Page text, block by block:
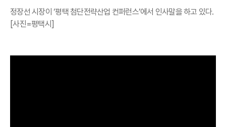
정장선 시장이 ‘평택 첨단전략산업 컨퍼런스’에서 인사말을 하고 있다.
[사진=평택시]